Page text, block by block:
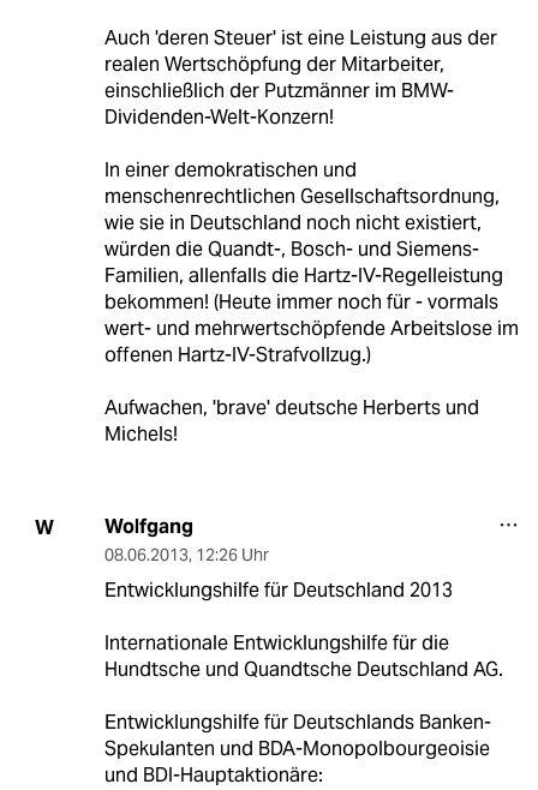
Auch 'deren Steuer' ist eine Leistung aus der
realen Wertschöpfung der Mitarbeiter,
einschließlich der Putzmänner im BMW-
Dividenden-Welt-Konzern!
In einer demokratischen und
menschenrechtlichen Gesellschaftsordnung,
wie sie in Deutschland noch nicht existiert,
würden die Quandt-, Bosch- und Siemens-
Familien, allenfalls die Hartz-IV-Regelleistung
bekommen! (Heute immer noch für - vormals
wert- und mehrwertschöpfende Arbeitslose im
offenen Hartz-IV-Strafvollzug.)
Aufwachen, 'brave' deutsche Herberts und
Michels!
W Wolfgang
08.06.2013, 12:26 Uhr
Entwicklungshilfe für Deutschland 2013
Internationale Entwicklungshilfe für die
Hundtsche und Quandtsche Deutschland AG.
Entwicklungshilfe für Deutschlands Banken-
Spekulanten und BDA-Monopolbourgeoisie
und BDI-Hauptaktionäre: